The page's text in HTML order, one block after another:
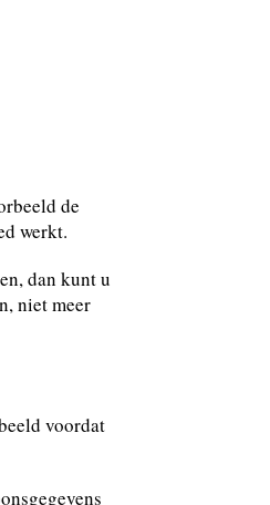
de
werkt.
dan kunt u
niet meer
voordat